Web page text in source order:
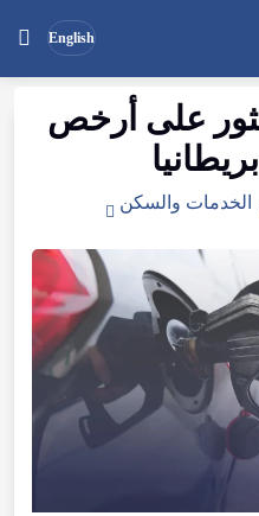
English
بحث على أرخص
بريطانيا
الخدمات والسكن